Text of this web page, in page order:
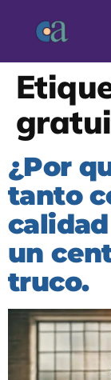
¿Por
tanto
un
truco.